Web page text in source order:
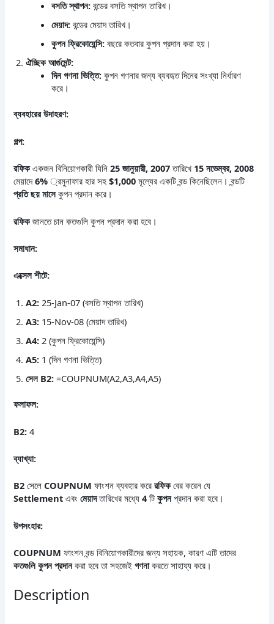
বসতি স্থাপন: বন্ডের বসতি স্থাপন তারিখ।
মেয়াদ: বন্ডের মেয়াদ তারিখ।
কুপন ফ্রিকোয়েন্সি: বছরে কতবার কুপন প্রদান করা হয়।
ঐচ্ছিক আর্গুমেন্ট:
দিন গণনা ভিত্তি: কুপন গণনার জন্য ব্যবহৃত দিনের সংখ্যা নির্ধারণ
করে।
ব্যবহারের উদাহরণ:
গল্প:
রফিকএকজন বিনিয়োগকারী যিনি25জানুয়ারী, 2007তারিখে 15নভেম্বর, 2008
মেয়াদে6% ্রমুনাফার হার সহ$1,000 মূল্যের একটি বন্ড কিনেছিলেন। বন্ডটি
প্রতি ছয় মাসেকুপন প্রদান করে।
রফিকজানতে চান কতগুলি কুপন প্রদান করা হবে।
সমাধান:
এক্সেল শীটে:
A2: 25-Jan-07 (বসতি স্থাপন তারিখ)
A3: 15-Nov-08 (মেয়াদ তারিখ)
A4: 2 (কুপন ফ্রিকোয়েন্সি)
A5: 1 (দিন গণনা ভিত্তি)
সেলB2: =COUPNUM(A2,A3,A4,A5)
ফলাফল:
B2: 4
ব্যাখ্যা:
B2 সেলেCOUPNUM ফাংশন ব্যবহার করেরফিকবের করেন যে
Settlementএবংমেয়াদতারিখের মধ্যে4 টিকুপনপ্রদান করা হবে।
উপসংহার:
COUPNUM ফাংশন বন্ড বিনিয়োগকারীদের জন্য সহায়ক, কারণ এটি তাদের
কতগুলি কুপন প্রদানকরা হবে তা সহজেইগণনাকরতে সাহায্য করে।
Description